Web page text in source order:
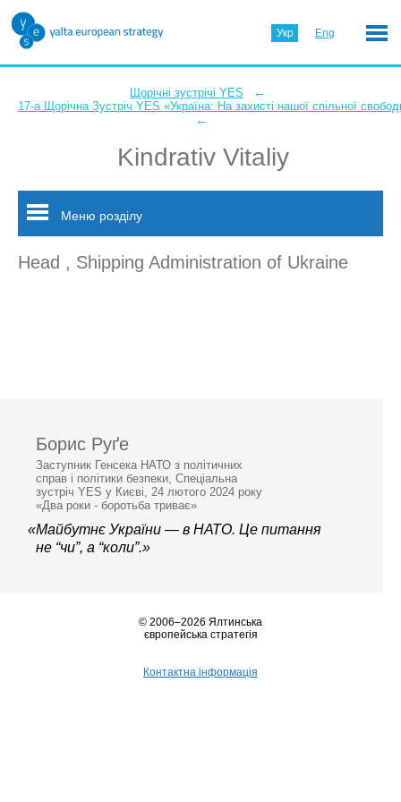
Укр Eng
Щорічні зустрічі YES ←
17-а Щорічна Зустріч YES «Україна: На захисті нашої спільної
←
Kindrativ Vitaliy
Меню розділу
Head , Shipping Administration of Ukraine
Борис Руґе
Заступник Генсека НАТО з політичних
справ і політики безпеки, Спеціальна
зустріч YES у Києві, 24 лютого 2024 року
«Два роки - боротьба триває»
«Майбутнє України — в НАТО. Це питання
не “чи”, а “коли”.»
© 2006–2026 Ялтинська
європейська стратегія
Контактна інформація